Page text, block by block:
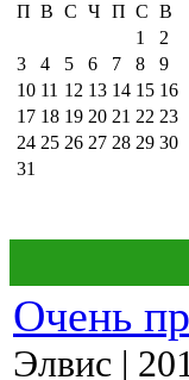
П В С Ч П С В
1
2
3
4 5 6 7 8
9
10 11 12 13 14 15 16
17 18 19 20 21 22 23
24 25 26 27 28 29 30
31
Очень
Элвис |